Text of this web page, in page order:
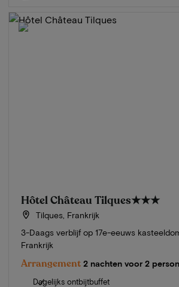
Hôtel Château Tilques★★★
Tilques, Frankrijk
3-Daags verblijf op 17e-eeuws
Frankrijk
Arrangement 2 nachten voor 2
Dagelijks ontbijtbuffet